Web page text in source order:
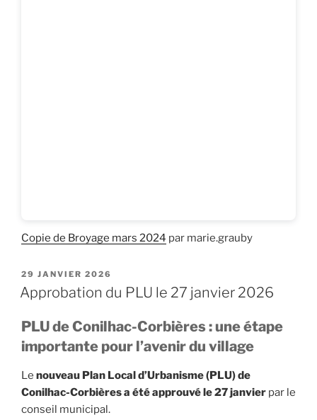
Copie de Broyage mars 2024 par marie.grauby
PUBLIÉ
LE
29 JANVIER 2026
Approbation du PLU le 27 janvier 2026
PLU de Conilhac-Corbières : une étape
importante pour l’avenir du village
Le nouveau Plan Local d’Urbanisme (PLU) de
Conilhac-Corbières a été approuvé le 27 janvier par le
conseil municipal.